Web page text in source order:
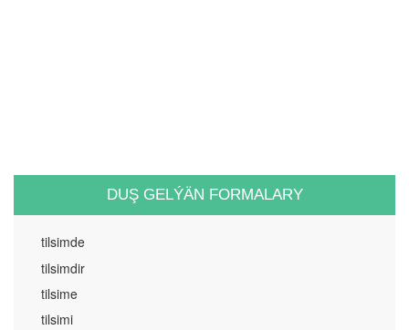
DUŞ GELÝÄN FORMALARY
tilsimde
tilsimdir
tilsime
tilsimi